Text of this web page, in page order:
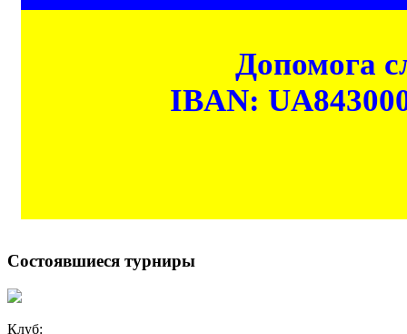
Допомога
IBAN:
Состоявшиеся турниры
Клуб: